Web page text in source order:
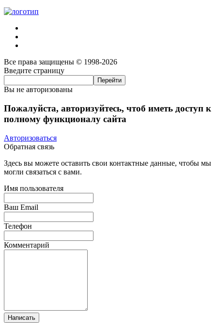
Все права защищены © 1998-2026
Введите страницу
Вы не авторизованы
Пожалуйста, авторизуйтесь, чтоб иметь доступ к
полному функционалу сайта
Авторизоваться
Обратная связь
Здесь вы можете оставить свои контактные данные, чтобы мы
могли связаться с вами.
Имя пользователя
Ваш Email
Телефон
Комментарий
Написать